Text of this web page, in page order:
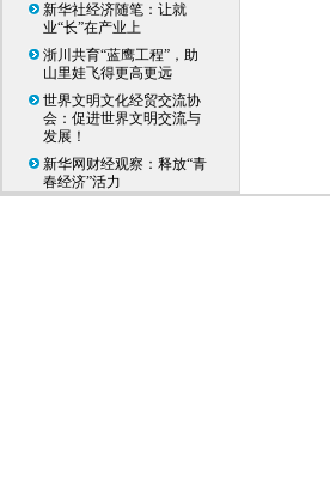
新华社经济随笔：让就
业“长”在产业上
浙川共育“蓝鹰工程”，助
山里娃飞得更高更远
世界文明文化经贸交流协
会：促进世界文明交流与
发展！
新华网财经观察：释放“青
春经济”活力